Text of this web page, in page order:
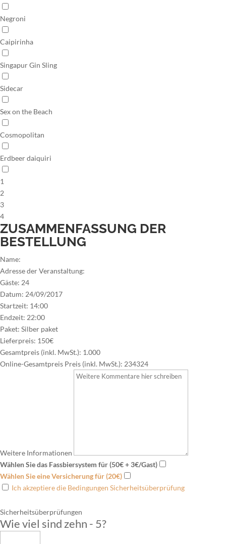
Negroni
Caipirinha
Singapur Gin Sling
Sidecar
Sex on the Beach
Cosmopolitan
Erdbeer daiquiri
1
2
3
4
ZUSAMMENFASSUNG DER
BESTELLUNG
Name:
Adresse der Veranstaltung:
Gäste: 24
Datum: 24/09/2017
Startzeit: 14:00
Endzeit: 22:00
Paket: Silber paket
Lieferpreis: 150€
Gesamtpreis (inkl. MwSt.): 1.000
Online-Gesamtpreis Preis (inkl. MwSt.): 234324
Weitere Informationen
Wählen Sie das Fassbiersystem für (50€ + 3€/Gast)
Wählen Sie eine Versicherung für (20€)
Ich akzeptiere die Bedingungen Sicherheitsüberprüfung
Sicherheitsüberprüfungen
Wie viel sind zehn - 5?